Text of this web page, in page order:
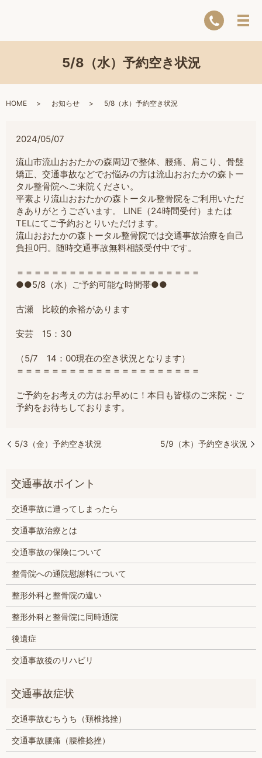
5/8（水）予約空き状況
HOME お知らせ 5/8（水）予約空き状況
2024/05/07
流山市流山おおたかの森周辺で整体、腰痛、肩こり、骨盤
矯正、交通事故などでお悩みの方は流山おおたかの森トー
タル整骨院へご来院ください。
平素より流山おおたかの森トータル整骨院をご利用いただ
きありがとうございます。 LINE（24時間受付）または
TELにてご予約おとりいただけます。
流山おおたかの森トータル整骨院では交通事故治療を自己
負担0円。随時交通事故無料相談受付中です。
＝＝＝＝＝＝＝＝＝＝＝＝＝＝＝＝＝＝＝＝＝
●●5/8（水）ご予約可能な時間帯●●
古瀬 比較的余裕があります
安芸 15：30
（5/7 14：00現在の空き状況となります）
＝＝＝＝＝＝＝＝＝＝＝＝＝＝＝＝＝＝＝＝＝
ご予約をお考えの方はお早めに！本日も皆様のご来院・ご
予約をお待ちしております。
5/3（金）予約空き状況 5/9（木）予約空き状況
交通事故に遭ってしまったら
交通事故治療とは
交通事故の保険について
整骨院への通院慰謝料について
整形外科と整骨院の違い
整形外科と整骨院に同時通院
後遺症
交通事故後のリハビリ
交通事故むちうち（頚椎捻挫）
交通事故腰痛（腰椎捻挫）